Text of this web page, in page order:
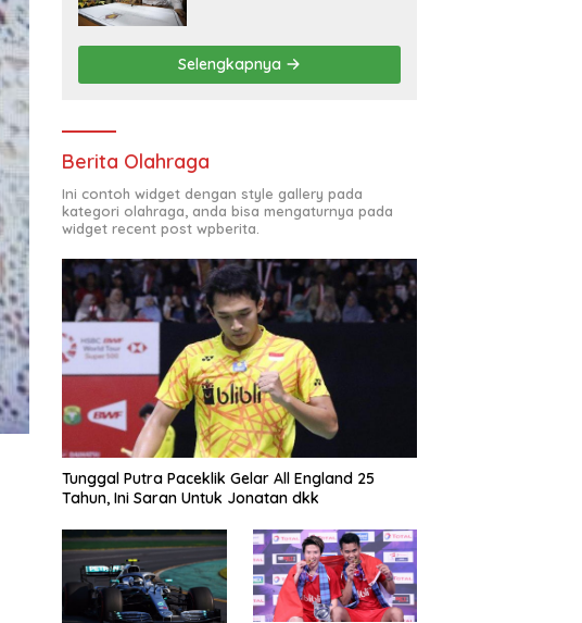
Selengkapnya
Berita Olahraga
Ini contoh widget dengan style gallery pada
kategori olahraga, anda bisa mengaturnya pada
widget recent post wpberita.
Tunggal Putra Paceklik Gelar All England 25
Tahun, Ini Saran Untuk Jonatan dkk